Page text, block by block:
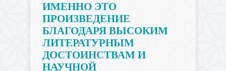
ИМЕННО ЭТО
ПРОИЗВЕДЕНИЕ
БЛАГОДАРЯ ВЫСОКИМ
ЛИТЕРАТУРНЫМ
ДОСТОИНСТВАМ И
НАУЧНОЙ